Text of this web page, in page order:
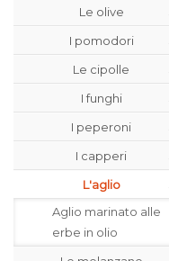
Le olive
I pomodori
Le cipolle
I funghi
I peperoni
I capperi
L'aglio
Aglio marinato alle
erbe in olio